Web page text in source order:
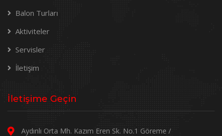
Balon Turları
Aktiviteler
Servisler
İletişim
İletişime Geçin
Aydınlı Orta Mh. Kazım Eren Sk. No.1 Göreme /